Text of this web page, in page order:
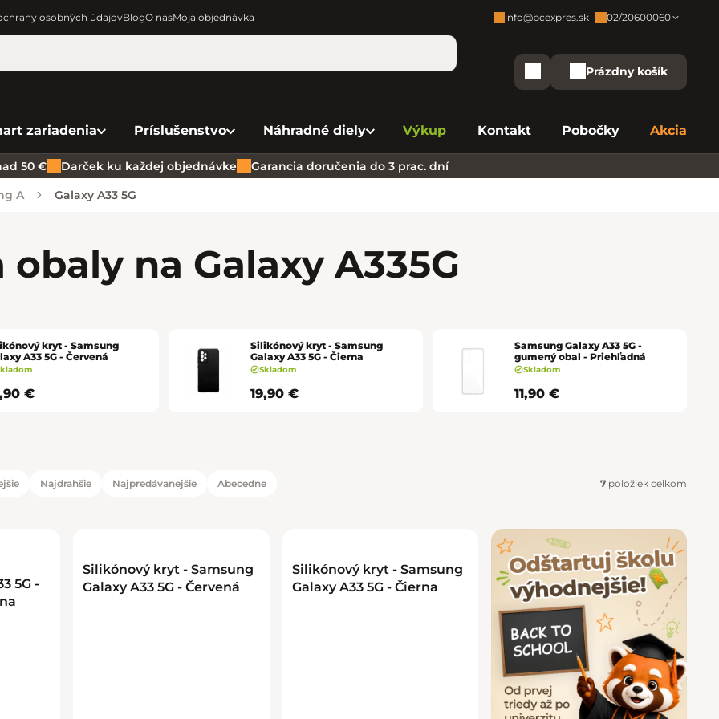
Zákaznícka podpora:
info@pcexpres.sk 02/20600060
Bratislava - Avion 02/20 60 00 61
Bratislava - Aupark
Bratislava - Eurovea
02/20 60 00 72
Košice - Žižkova 13
Prešov - Eperia 02/20 60 00 70
Prievidza - Korzo 02/20 60 00 82
Trenčín - Laugaricio 02/20 60 00 80
Trnava - City Arena 02/20 60 00 69
02/20 60 00 74
osobných údajovBlogO násMoja objednávka
Nákupný košík
Prázdny košík
zariadenia Príslušenstvo Náhradné diely Výkup Kontakt Pobočky Akcia
50 € Darček ku každej objednávke Garancia doručenia do 3 prac. dní
A Galaxy A33 5G
obaly na Galaxy A335G
kryt - Samsung
A33 5G - Červená
€
Silikónový kryt - Samsung
Galaxy A33 5G - Čierna
Skladom
19,90 €
Samsung Galaxy A33 5G -
gumený obal - Priehľadná
Skladom
11,90 €
Najdrahšie Najpredávanejšie Abecedne 7 položiek celkom
5G -
Silikónový kryt - Samsung
Galaxy A33 5G - Červená
Silikónový kryt - Samsung
Galaxy A33 5G - Čierna